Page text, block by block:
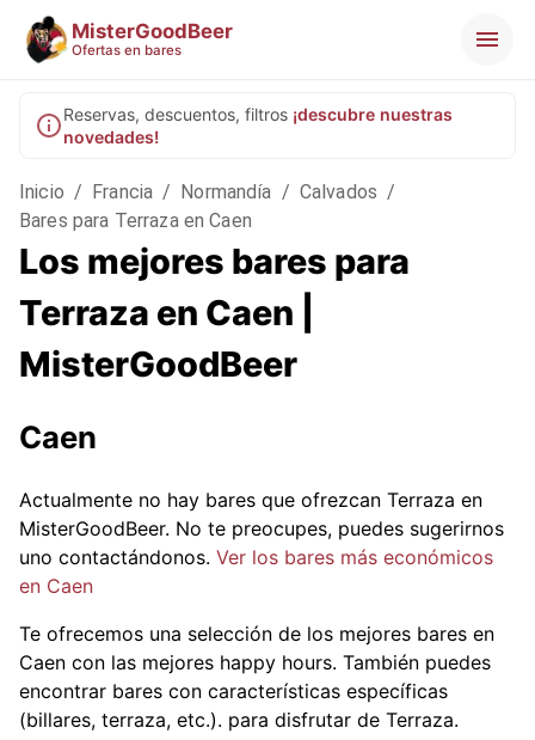
MisterGoodBeer
Ofertas en bares
Reservas, descuentos, filtros ¡descubre nuestras
novedades!
Inicio / Francia / Normandía / Calvados /
Bares para Terraza en Caen
Los mejores bares para
Terraza en Caen |
MisterGoodBeer
Caen
Actualmente no hay bares que ofrezcan Terraza en
MisterGoodBeer. No te preocupes, puedes sugerirnos
uno contactándonos. Ver los bares más económicos
en Caen
Te ofrecemos una selección de los mejores bares en
Caen con las mejores happy hours. También puedes
encontrar bares con características específicas
(billares, terraza, etc.). para disfrutar de Terraza.